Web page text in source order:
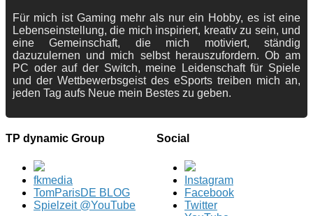
Für mich ist Gaming mehr als nur ein Hobby, es ist eine
Lebenseinstellung, die mich inspiriert, kreativ zu sein, und
eine Gemeinschaft, die mich motiviert, ständig
dazuzulernen und mich selbst herauszufordern. Ob am
PC oder auf der Switch, meine Leidenschaft für Spiele
und der Wettbewerbsgeist des eSports treiben mich an,
jeden Tag aufs Neue mein Bestes zu geben.
TP dynamic Group
fkmedia
TomParisDE BLOG
Spielzeit @YouTube
Social
Instagram
Facebook
Twitter